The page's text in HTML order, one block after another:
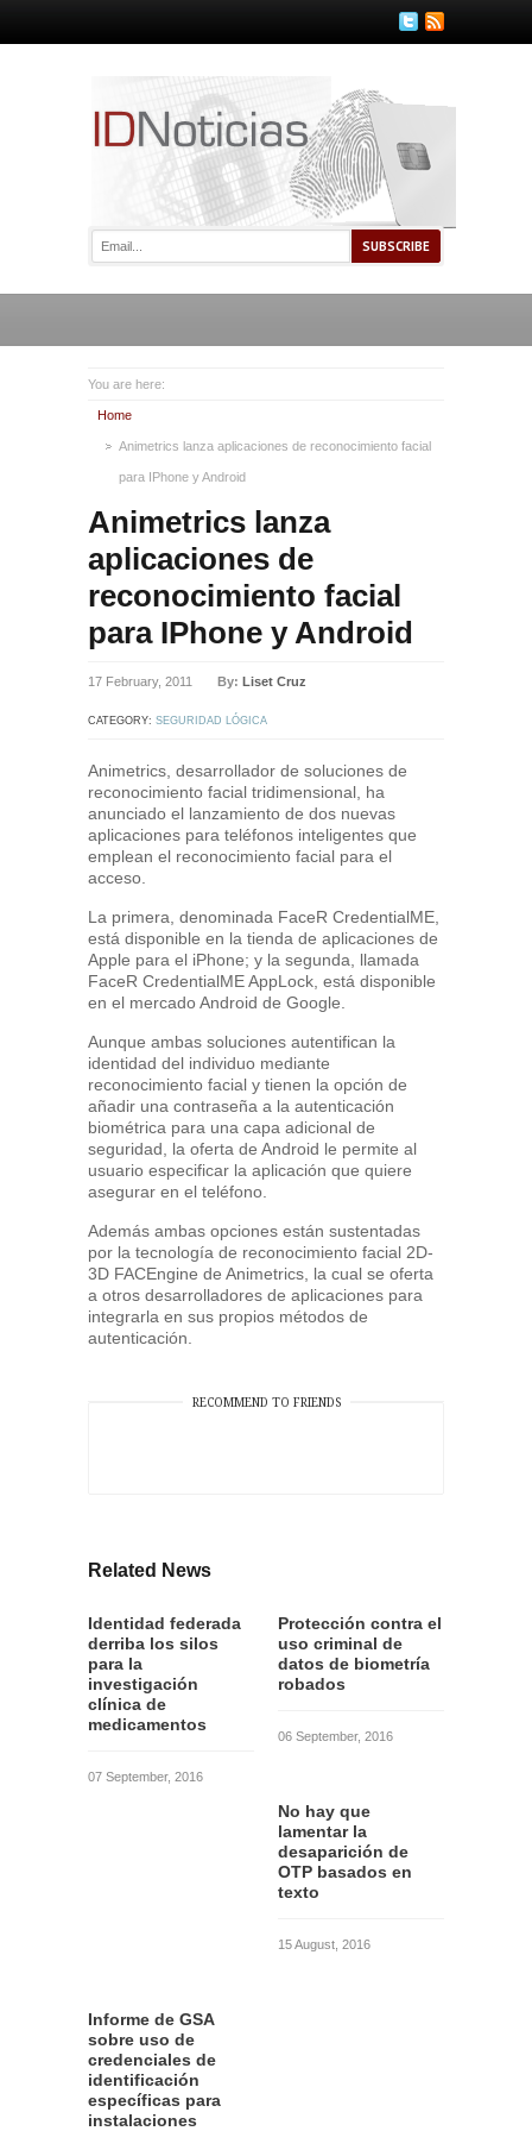
You are here:
Home
Animetrics lanza aplicaciones de reconocimiento facial
para IPhone y Android
Animetrics lanza
aplicaciones de
reconocimiento facial
para IPhone y Android
17 February, 2011 By: Liset Cruz
CATEGORY: SEGURIDAD LÓGICA
Animetrics, desarrollador de soluciones de
reconocimiento facial tridimensional, ha
anunciado el lanzamiento de dos nuevas
aplicaciones para teléfonos inteligentes que
emplean el reconocimiento facial para el
acceso.
La primera, denominada FaceR CredentialME,
está disponible en la tienda de aplicaciones de
Apple para el iPhone; y la segunda, llamada
FaceR CredentialME AppLock, está disponible
en el mercado Android de Google.
Aunque ambas soluciones autentifican la
identidad del individuo mediante
reconocimiento facial y tienen la opción de
añadir una contraseña a la autenticación
biométrica para una capa adicional de
seguridad, la oferta de Android le permite al
usuario especificar la aplicación que quiere
asegurar en el teléfono.
Además ambas opciones están sustentadas
por la tecnología de reconocimiento facial 2D-
3D FACEngine de Animetrics, la cual se oferta
a otros desarrolladores de aplicaciones para
integrarla en sus propios métodos de
autenticación.
RECOMMEND TO FRIENDS
Related News
Identidad federada
derriba los silos
para la
investigación
clínica de
medicamentos
07 September, 2016
Protección contra el
uso criminal de
datos de biometría
robados
06 September, 2016
No hay que
lamentar la
desaparición de
OTP basados en
texto
15 August, 2016
Informe de GSA
sobre uso de
credenciales de
identificación
específicas para
instalaciones